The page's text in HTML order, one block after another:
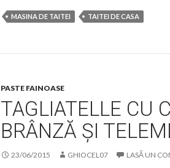
MASINA DE TAITEI TAITEI DE CASA
PASTE FAINOASE
TAGLIATELLE CU
BRÂNZĂ ȘI
23/06/2015 GHIOCEL07 LASĂ UN